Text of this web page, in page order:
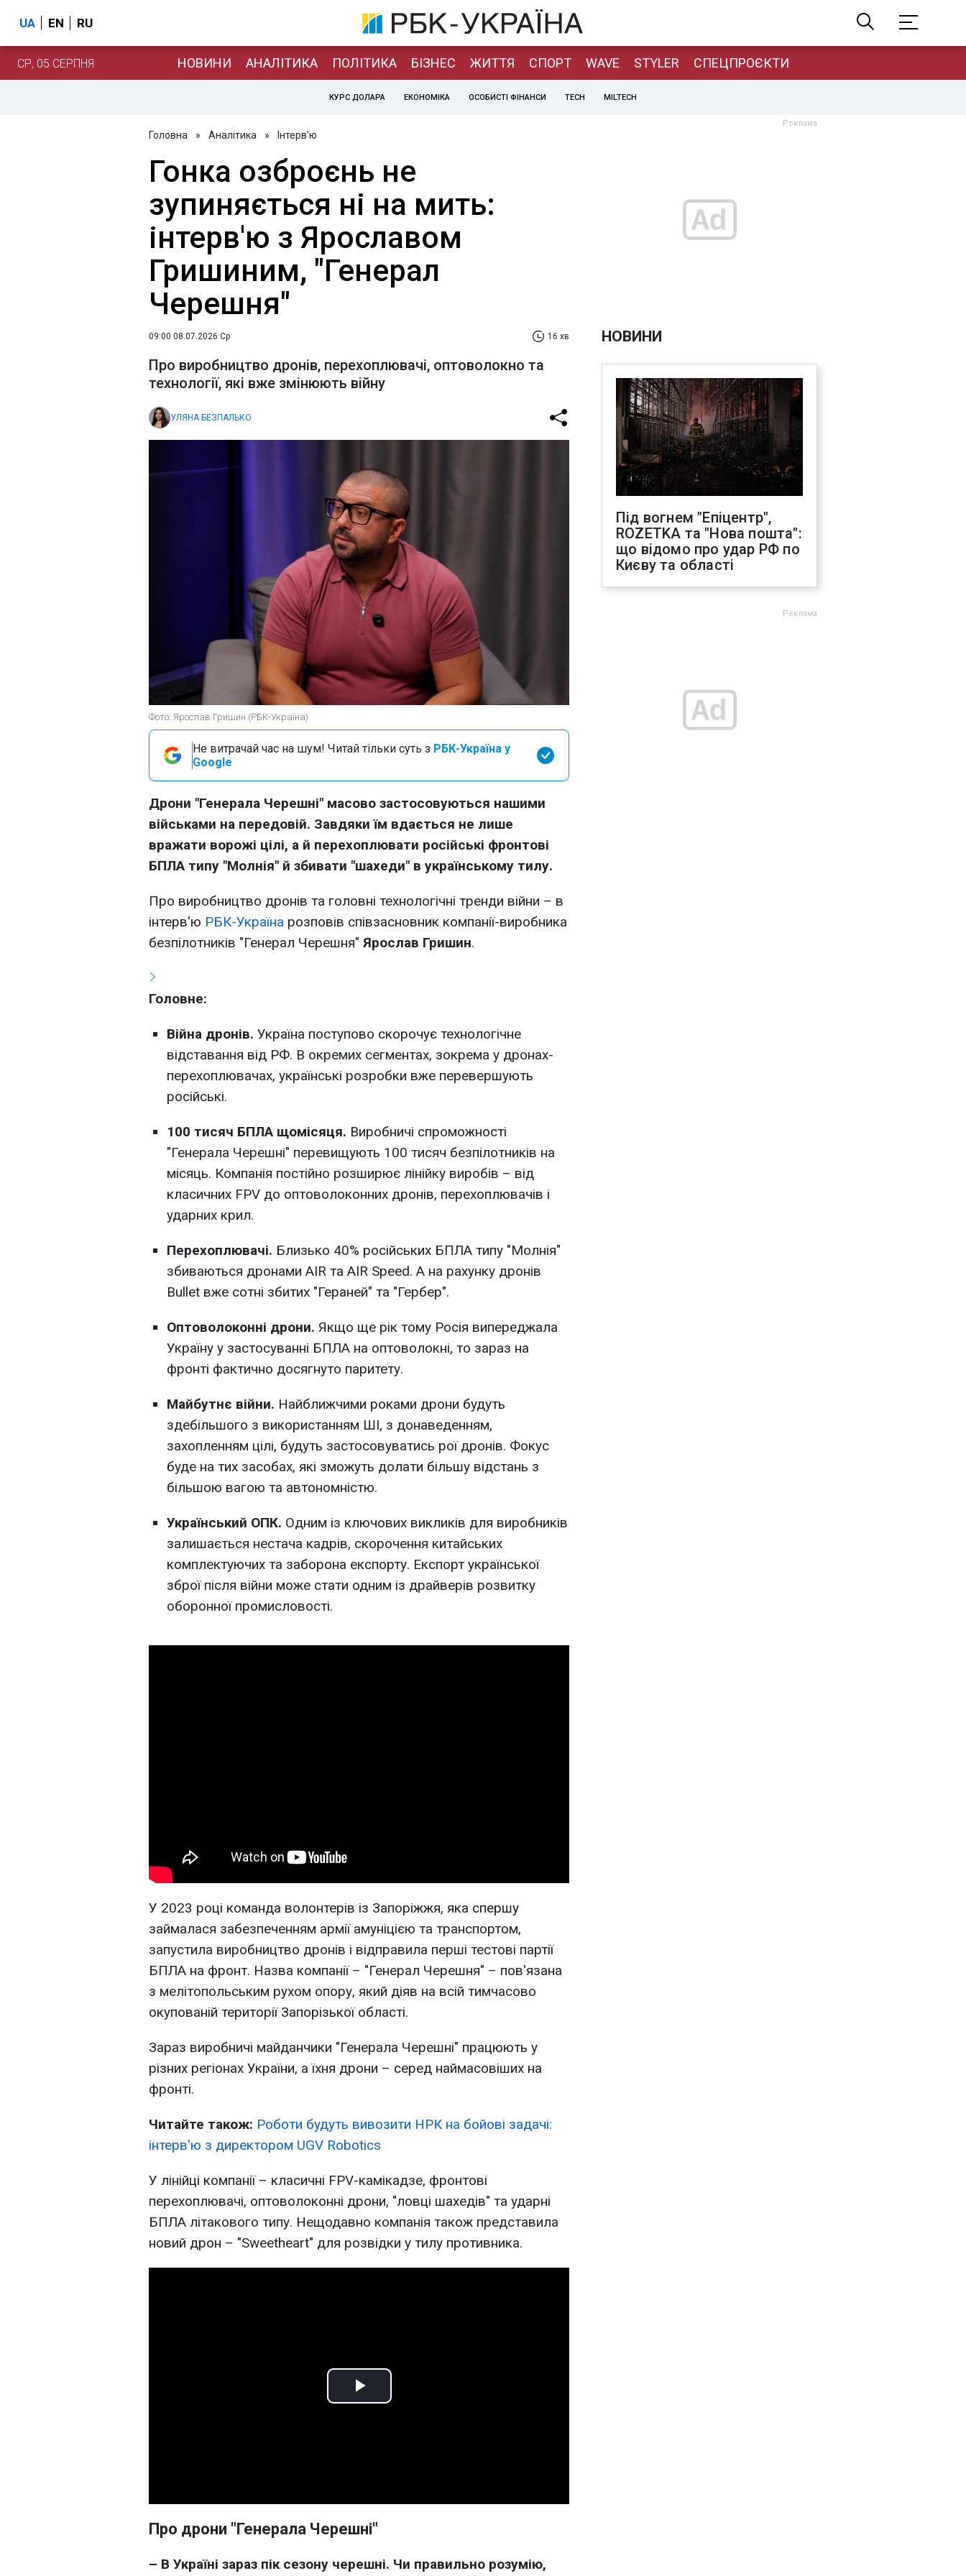
UA EN RU
СР, 05 СЕРПНЯ НОВИНИ АНАЛІТИКА ПОЛІТИКА БІЗНЕС ЖИТТЯ СПОРТ WAVE STYLER СПЕЦПРОЄКТИ
КУРС ДОЛАРА ЕКОНОМІКА ОСОБИСТІ ФІНАНСИ TECH MILTECH
Головна » Аналітика » Інтерв'ю
Гонка озброєнь не
зупиняється ні на мить:
інтерв'ю з Ярославом
Гришиним, "Генерал
Черешня"
09:00 08.07.2026 Ср 16 хв
Про виробництво дронів, перехоплювачі, оптоволокно та
технології, які вже змінюють війну
УЛЯНА БЕЗПАЛЬКО
Фото: Ярослав Гришин (РБК-Україна)
Не витрачай час на шум! Читай тільки суть з РБК-Україна у
Google
Дрони "Генерала Черешні" масово застосовуються нашими
військами на передовій. Завдяки їм вдається не лише
вражати ворожі цілі, а й перехоплювати російські фронтові
БПЛА типу "Молнія" й збивати "шахеди" в українському тилу.
Про виробництво дронів та головні технологічні тренди війни – в
інтерв'ю РБК-Україна розповів співзасновник компанії-виробника
безпілотників "Генерал Черешня" Ярослав Гришин.
Головне:
Війна дронів. Україна поступово скорочує технологічне
відставання від РФ. В окремих сегментах, зокрема у дронах-
перехоплювачах, українські розробки вже перевершують
російські.
100 тисяч БПЛА щомісяця. Виробничі спроможності
"Генерала Черешні" перевищують 100 тисяч безпілотників на
місяць. Компанія постійно розширює лінійку виробів – від
класичних FPV до оптоволоконних дронів, перехоплювачів і
ударних крил.
Перехоплювачі. Близько 40% російських БПЛА типу "Молнія"
збиваються дронами AIR та AIR Speed. А на рахунку дронів
Bullet вже сотні збитих "Гераней" та "Гербер".
Оптоволоконні дрони. Якщо ще рік тому Росія випереджала
Україну у застосуванні БПЛА на оптоволокні, то зараз на
фронті фактично досягнуто паритету.
Майбутнє війни. Найближчими роками дрони будуть
здебільшого з використанням ШІ, з донаведенням,
захопленням цілі, будуть застосовуватись рої дронів. Фокус
буде на тих засобах, які зможуть долати більшу відстань з
більшою вагою та автономністю.
Український ОПК. Одним із ключових викликів для виробників
залишається нестача кадрів, скорочення китайських
комплектуючих та заборона експорту. Експорт української
зброї після війни може стати одним із драйверів розвитку
оборонної промисловості.
У 2023 році команда волонтерів із Запоріжжя, яка спершу
займалася забезпеченням армії амуніцією та транспортом,
запустила виробництво дронів і відправила перші тестові партії
БПЛА на фронт. Назва компанії – "Генерал Черешня" – пов'язана
з мелітопольським рухом опору, який діяв на всій тимчасово
окупованій території Запорізької області.
Зараз виробничі майданчики "Генерала Черешні" працюють у
різних регіонах України, а їхня дрони – серед наймасовіших на
фронті.
Читайте також: Роботи будуть вивозити НРК на бойові задачі:
інтерв'ю з директором UGV Robotics
У лінійці компанії – класичні FPV-камікадзе, фронтові
перехоплювачі, оптоволоконні дрони, "ловці шахедів" та ударні
БПЛА літакового типу. Нещодавно компанія також представила
новий дрон – "Sweetheart" для розвідки у тилу противника.
Play
Про дрони "Генерала Черешні"
– В Україні зараз пік сезону черешні. Чи правильно розумію,
НОВИНИ
Під вогнем "Епіцентр",
ROZETKA та "Нова пошта":
що відомо про удар РФ по
Києву та області